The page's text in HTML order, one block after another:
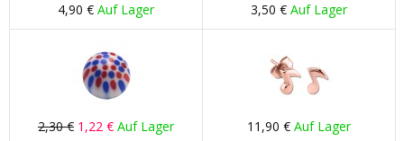
4,90 € Auf Lager 3,50 € Auf Lager
2,30 € 1,22 € Auf Lager 11,90 € Auf Lager